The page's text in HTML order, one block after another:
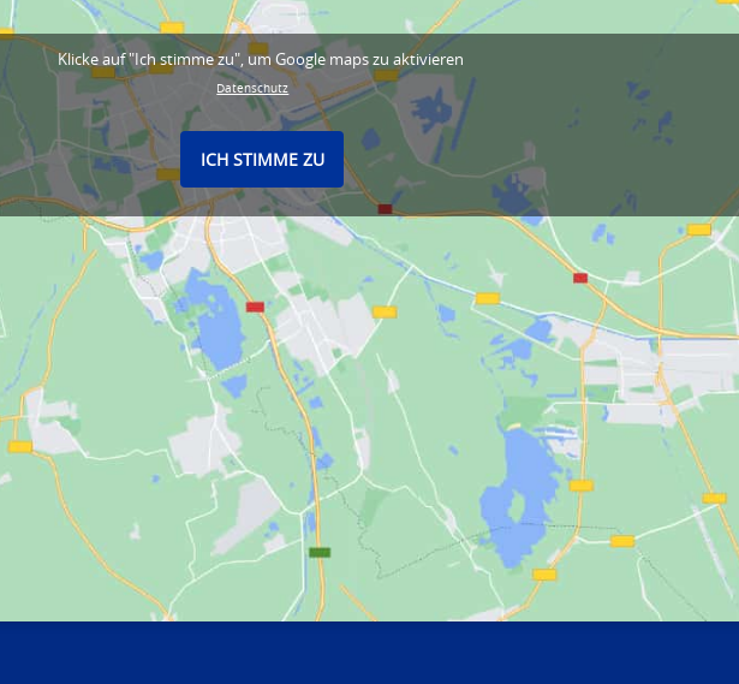
Klicke auf "Ich stimme zu", um Google maps zu aktivieren
Datenschutz
ICH STIMME ZU